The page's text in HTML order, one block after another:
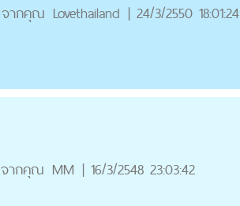
จากคุณ Lovethailand | 24/3/2550 18:01:24
จากคุณ MM | 16/3/2548 23:03:42